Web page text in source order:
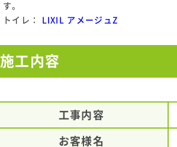
す。
トイレ：
LIXIL アメージュZ
施工内容
工事内容
お客様名